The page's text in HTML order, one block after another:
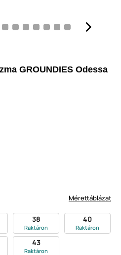
GROUNDIES Odessa
Mérettáblázat
38
Raktáron
40
Raktáron
43
Raktáron